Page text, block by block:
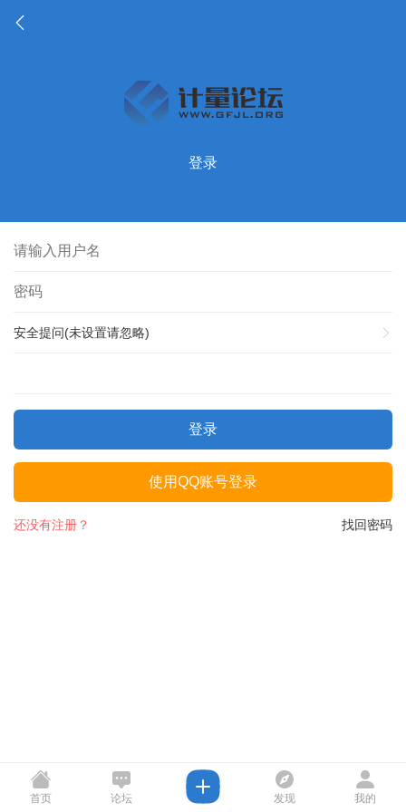
登录
安全提问(未设置请忽略)
登录
使用QQ账号登录
找回密码
还没有注册？
首页 论坛 发现 我的